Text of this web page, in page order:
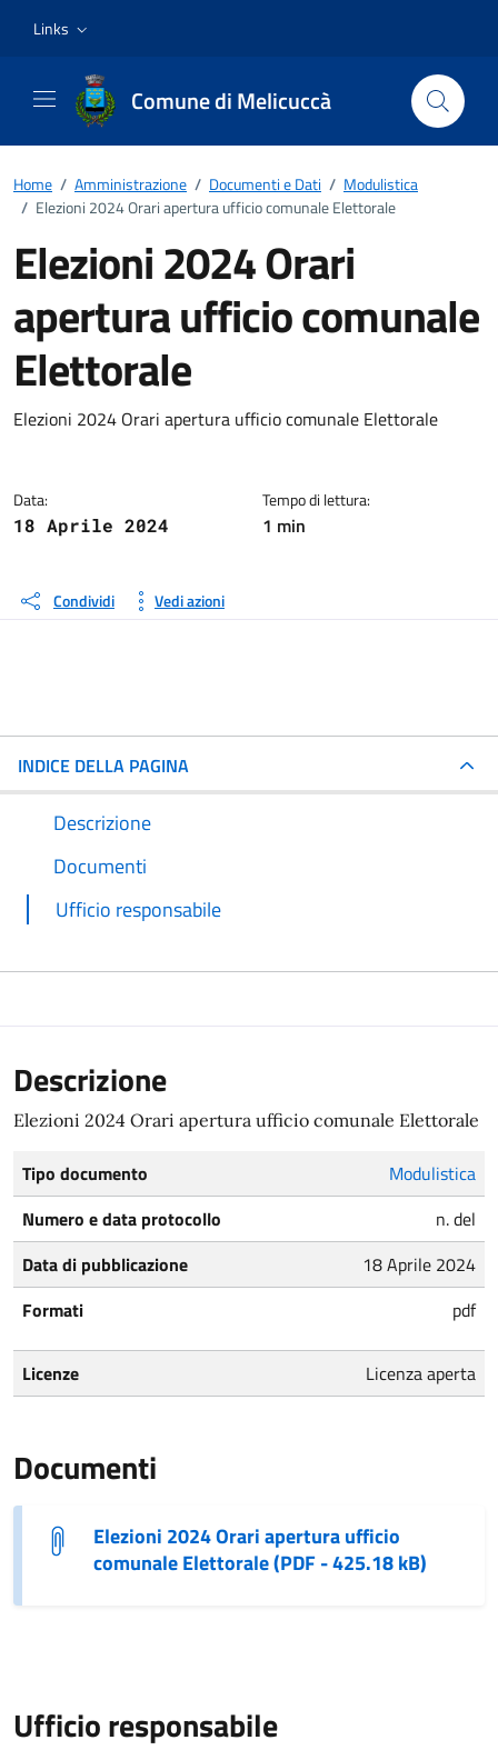
Links
Comune di Melicuccà
Home / Amministrazione / Documenti e Dati / Modulistica
/ Elezioni 2024 Orari apertura ufficio comunale Elettorale
Elezioni 2024 Orari
apertura ufficio comunale
Elettorale
Dettagli del documento
Elezioni 2024 Orari apertura ufficio comunale Elettorale
Data:
18 Aprile 2024
Tempo di lettura:
1 min
Condividi Vedi azioni
INDICE DELLA PAGINA
Descrizione
Documenti
Ufficio responsabile
Descrizione
Elezioni 2024 Orari apertura ufficio comunale Elettorale
Tipo documento
Modulistica
Numero e data protocollo
n. del
Data di pubblicazione
18 Aprile 2024
Formati
pdf
Licenze Licenza aperta
Documenti
Elezioni 2024 Orari apertura ufficio
comunale Elettorale (PDF - 425.18 kB)
Ufficio responsabile